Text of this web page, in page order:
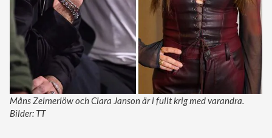
Måns Zelmerlöw och Ciara Janson är i fullt krig med varandra.
Bilder: TT